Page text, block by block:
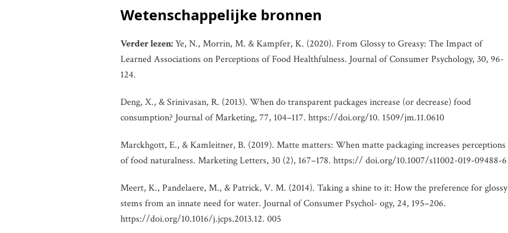
Wetenschappelijke bronnen
Verder lezen:Ye, N., Morrin, M. & Kampfer, K. (2020). From Glossy to Greasy: The Impact of
Learned Associations on Perceptions of Food Healthfulness. Journal of Consumer Psychology, 30, 96-
124.
Deng, X., & Srinivasan, R. (2013). When do transparent packages increase (or decrease) food
consumption? Journal of Marketing, 77, 104–117. https://doi.org/10. 1509/jm.11.0610
Marckhgott, E., & Kamleitner, B. (2019). Matte matters: When matte packaging increases perceptions
of food naturalness. Marketing Letters, 30 (2), 167–178. https:// doi.org/10.1007/s11002-019-09488-6
Meert, K., Pandelaere, M., & Patrick, V. M. (2014). Taking a shine to it: How the preference for glossy
stems from an innate need for water. Journal of Consumer Psychol- ogy, 24, 195–206.
https://doi.org/10.1016/j.jcps.2013.12. 005